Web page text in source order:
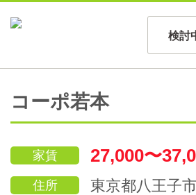
検討
コーポ若本
家賃 27,000〜
住所 東京都八王子